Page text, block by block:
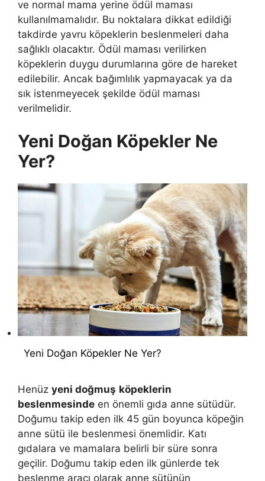
ve normal mama yerine ödül maması
kullanılmamalıdır. Bu noktalara dikkat edildiği
takdirde yavru köpeklerin beslenmeleri daha
sağlıklı olacaktır. Ödül maması verilirken
köpeklerin duygu durumlarına göre de hareket
edilebilir. Ancak bağımlılık yapmayacak ya da
sık istenmeyecek şekilde ödül maması
verilmelidir.
Yeni Doğan Köpekler Ne
Yer?
Yeni Doğan Köpekler Ne Yer?
Henüz yeni doğmuş köpeklerin
beslenmesinde en önemli gıda anne sütüdür.
Doğumu takip eden ilk 45 gün boyunca köpeğin
anne sütü ile beslenmesi önemlidir. Katı
gıdalara ve mamalara belirli bir süre sonra
geçilir. Doğumu takip eden ilk günlerde tek
beslenme aracı olarak anne sütünün